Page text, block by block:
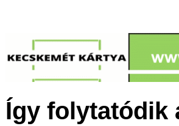
Így folytatódik